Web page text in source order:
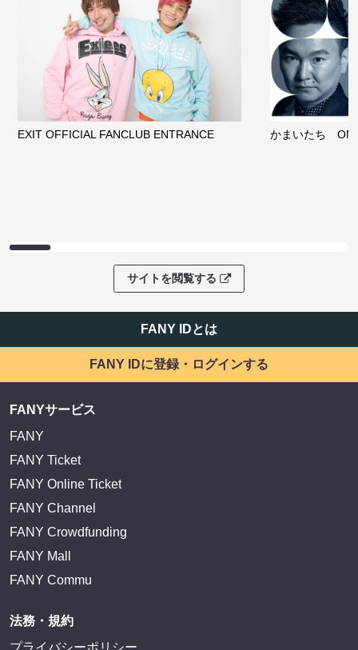
EXIT OFFICIAL FANCLUB ENTRANCE かまいたち
サイトを閲覧する
FANY IDとは
FANY IDに登録・ログインする
FANYサービス
FANY
FANY Ticket
FANY Online Ticket
FANY Channel
FANY Crowdfunding
FANY Mall
FANY Commu
法務・規約